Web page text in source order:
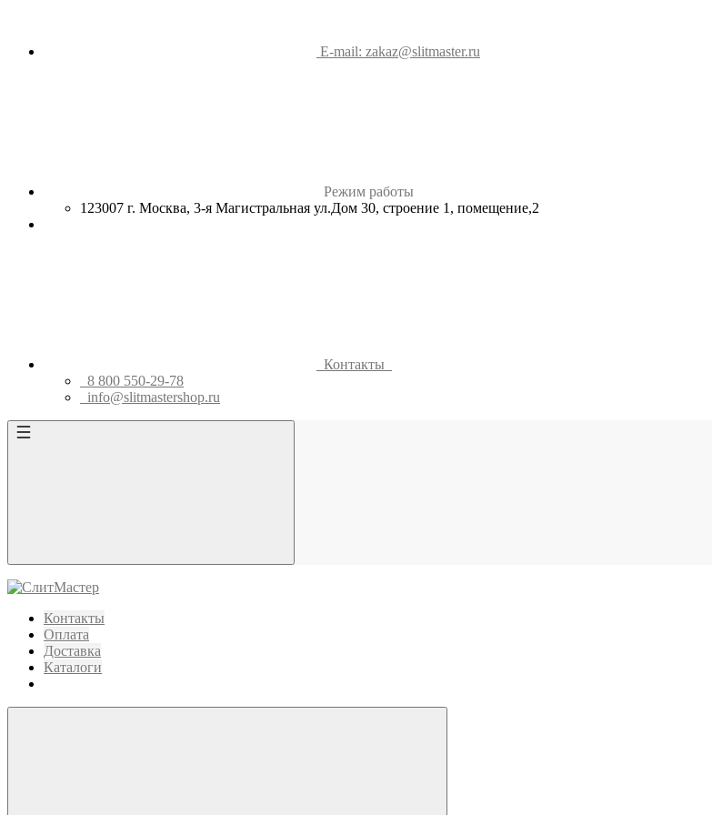
E-mail: zakaz@slitmaster.ru
Режим работы
123007 г. Москва, 3-я Магистральная ул.Дом 30, строение 1, помещение,2
Контакты
8 800 550-29-78
info@slitmastershop.ru
Контакты
Оплата
Доставка
Каталоги